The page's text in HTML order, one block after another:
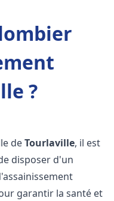
?
deTourlaville, il est
disposer d'un
garantir la santé et